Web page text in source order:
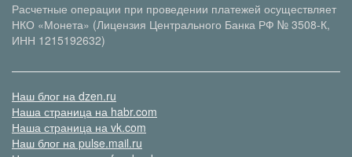
Расчетные операции при проведении платежей осуществляет
НКО «Монета» (Лицензия Центрального Банка РФ № 3508-К,
ИНН 1215192632)
Наш блог на dzen.ru
Наша страница на habr.com
Наша страница на vk.com
Наш блог на pulse.mail.ru